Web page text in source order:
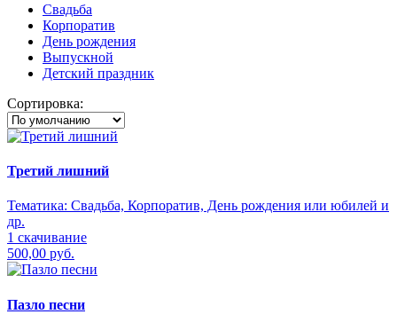
Свадьба
Корпоратив
День рождения
Выпускной
Детский праздник
Сортировка:
Третий лишний
Тематика: Свадьба, Корпоратив, День рождения или юбилей и
др.
1 скачивание
500,00 руб.
Пазло песни